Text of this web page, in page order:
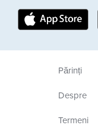
Părinți
Despre
Termeni